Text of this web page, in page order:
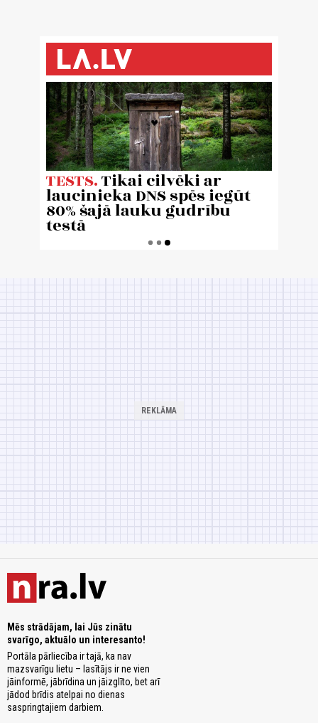
Mēs strādājam, lai Jūs zinātu
svarīgo, aktuālo un interesanto!
Portāla pārliecība ir tajā, ka nav
mazsvarīgu lietu – lasītājs ir ne vien
jāinformē, jābrīdina un jāizglīto, bet arī
jādod brīdis atelpai no dienas
saspringtajiem darbiem.